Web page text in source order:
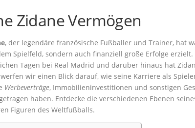
Zidane Vermögen
, der legendäre französische Fußballer und Trainer, hat
Spielfeld, sondern auch finanziell große Erfolge
Tagen bei Real Madrid und darüber hinaus hat
wir einen Blick darauf, wie seine Karriere als
Werbeverträge, Immobilieninvestitionen und sonstigen
haben. Entdecke die verschiedenen Ebenen
Figuren des Weltfußballs.